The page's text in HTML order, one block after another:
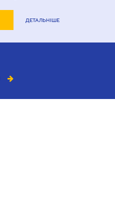
ДЕТАЛЬНІШЕ